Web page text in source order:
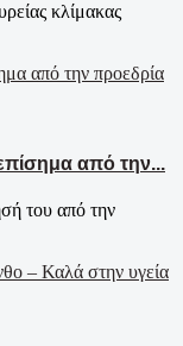
κλίμακας
από την...
του από την